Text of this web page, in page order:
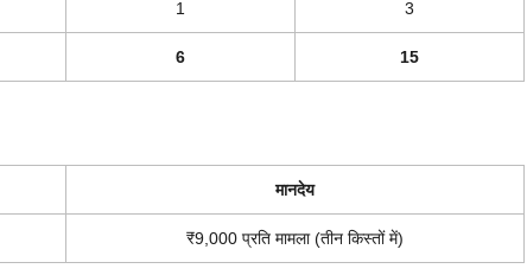
1 3
6 15
मानदेय
₹9,000 प्रति मामला (तीन किस्तों में)